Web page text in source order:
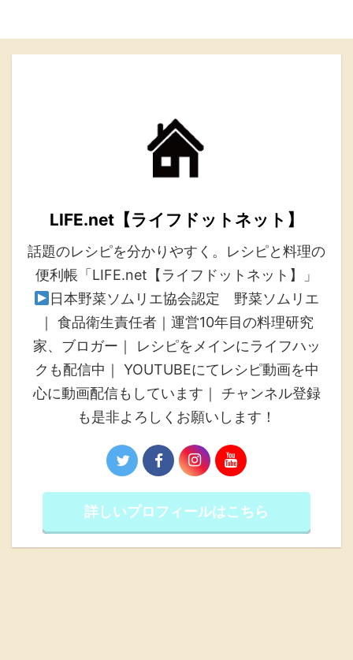
LIFE.net【ライフドットネット】
話題のレシピを分かりやすく。レシピと料理の
便利帳「LIFE.net【ライフドットネット】」
日本野菜ソムリエ協会認定 野菜ソムリエ
｜ 食品衛生責任者｜運営10年目の料理研究
家、ブロガー｜ レシピをメインにライフハッ
クも配信中｜ YOUTUBEにてレシピ動画を中
心に動画配信もしています｜ チャンネル登録
も是非よろしくお願いします！
詳しいプロフィールはこちら